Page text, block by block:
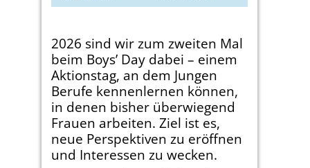
2026 sind wir zum zweiten Mal
beim Boys’ Day dabei – einem
Aktionstag, an dem Jungen
Berufe kennenlernen können,
in denen bisher überwiegend
Frauen arbeiten. Ziel ist es,
neue Perspektiven zu eröffnen
und Interessen zu wecken.